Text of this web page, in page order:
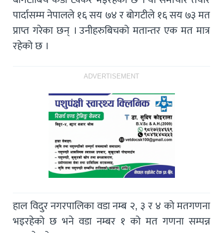
पार्दासम्म नेपालले १६ सय ७४ र बोगटीले १६ सय ७३ मत
प्राप्त गरेका छन् । उनीहरुबिचको मतान्तर एक मत मात्र
रहेको छ ।
ADVERTISEMENT
हाल विदुर नगरपालिका वडा नम्ब २, ३ र ४ को मतगणना
भइरहेको छ भने वडा नम्बर १ को मत गणना सम्पन्न